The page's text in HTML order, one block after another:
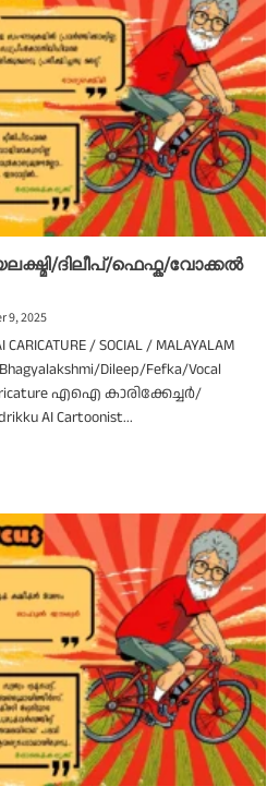
ദിലീപ്/ഫെഫ്ക/വോക്കൽ
9, 2025
CARICATURE / SOCIAL / MALAYALAM
Dileep/Fefka/Vocal
എഐ കാരിക്കേച്ചർ/
AI Cartoonist...